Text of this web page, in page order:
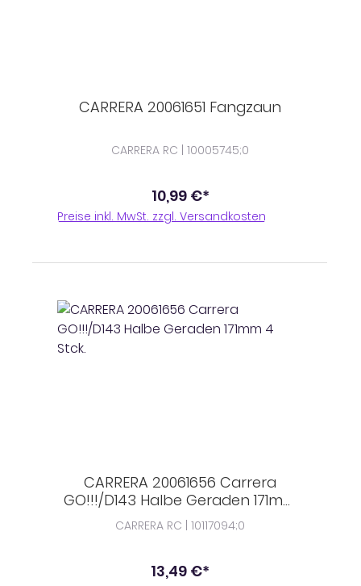
CARRERA 20061651 Fangzaun
CARRERA RC | 10005745;0
10,99 €*
Preise inkl. MwSt. zzgl. Versandkosten
CARRERA 20061656 Carrera
GO!!!/D143 Halbe Geraden 171mm
4 Stck.
CARRERA RC | 10117094;0
13,49 €*